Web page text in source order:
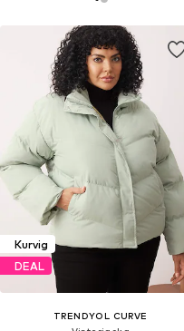
Kurvig
DEAL
TRENDYOL CURVE